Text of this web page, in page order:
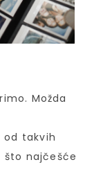
Možda
od takvih
što najčešće